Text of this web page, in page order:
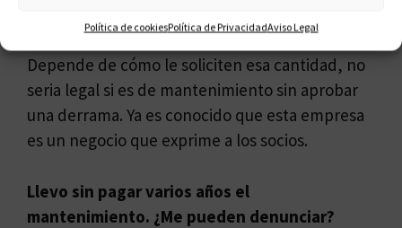
Política de cookiesPolítica de PrivacidadAviso Legal
aparte de la cuota. ¿Es legal?
Depende de cómo le soliciten esa cantidad, no
seria legal si es de mantenimiento sin aprobar
una derrama. Ya es conocido que esta empresa
es un negocio que exprime a los socios.
Llevo sin pagar varios años el
mantenimiento. ¿Me pueden denunciar?